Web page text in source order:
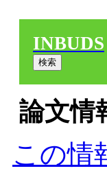
INBUDS
論文情
この情